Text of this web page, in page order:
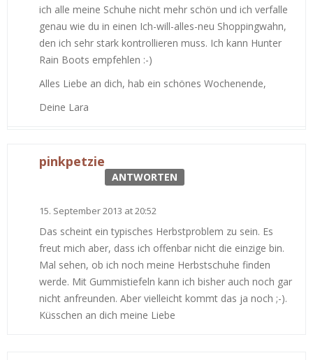
ich alle meine Schuhe nicht mehr schön und ich verfalle
genau wie du in einen Ich-will-alles-neu Shoppingwahn,
den ich sehr stark kontrollieren muss. Ich kann Hunter
Rain Boots empfehlen :-)
Alles Liebe an dich, hab ein schönes Wochenende,
Deine Lara
pinkpetzie
ANTWORTEN
15. September 2013 at 20:52
Das scheint ein typisches Herbstproblem zu sein. Es
freut mich aber, dass ich offenbar nicht die einzige bin.
Mal sehen, ob ich noch meine Herbstschuhe finden
werde. Mit Gummistiefeln kann ich bisher auch noch gar
nicht anfreunden. Aber vielleicht kommt das ja noch ;-).
Küsschen an dich meine Liebe